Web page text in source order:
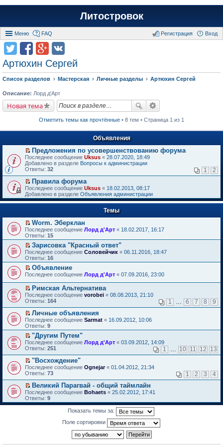
Литостровок
Меню FAQ Вход
Регистрация
Артюхин Сергей
Список разделов Мастерская Личные разделы Артюхин Сергей
Описание: Лорд д'Арт
Новая тема
Отметить темы как прочтённые • 8 тем • Страница 1 из 1
Объявления
П
е
р
й
т
и
к
п
в
о
м
у
н
е
п
р
о
ч
и
т
а
н
о
м
у
с
о
о
б
е
н
и
ю
Предложения по усовершенствованию форума
Последнее сообщение Uksus « 28.07.2020, 18:49
Добавлено в разделе Вопросы к администрации
Ответы: 32 1 2
П
е
р
е
т
и
к
п
е
р
в
о
м
у
н
е
п
р
о
ч
и
т
а
н
н
о
м
у
с
о
о
щ
е
н
и
Правила форума
Последнее сообщение Uksus « 18.02.2013, 08:17
Добавлено в разделе Объявления администрации
Темы
П
е
р
е
й
т
и
к
п
е
р
в
о
у
н
е
п
р
о
ч
и
т
а
н
о
м
у
с
и
Worm. Эберклан
Последнее сообщение Лорд д'Арт « 18.02.2017, 16:17
Ответы: 15
П
е
р
е
й
и
к
п
е
р
в
о
м
у
н
е
п
р
ч
и
т
а
н
н
о
Зарисовка "Красный ответ"
Последнее сообщение Соловейчик « 06.11.2016, 18:47
Ответы: 16
П
р
е
й
т
и
к
п
е
р
о
м
у
е
п
р
о
ч
и
т
Объявление
Последнее сообщение Лорд д'Арт « 07.09.2016, 23:00
П
е
е
й
т
и
к
п
е
в
о
м
у
н
е
п
р
о
н
Римская Альтернатива
Последнее сообщение vorobei « 08.08.2013, 21:10
Ответы: 164 1 6 7 8 9
П
е
р
е
й
т
и
к
п
е
в
о
м
у
и
Личные объявления
Последнее сообщение Sarmat « 16.09.2012, 10:06
Ответы: 9
П
е
е
т
и
к
п
е
р
в
"Другим Путем"
Последнее сообщение Лорд д'Арт « 03.09.2012, 14:09
Ответы: 251 1 10 11 12 13
П
е
е
й
т
и
м
"Восхождение"
Последнее сообщение Ognejar« 01.04.2012, 21:34
Ответы: 73 1 2 3 4
П
е
р
е
Великий Парагвай - общий таймлайн
Последнее сообщение Bohaets « 25.02.2012, 17:41
Ответы: 9
Показать темы за:
Поле сортировки